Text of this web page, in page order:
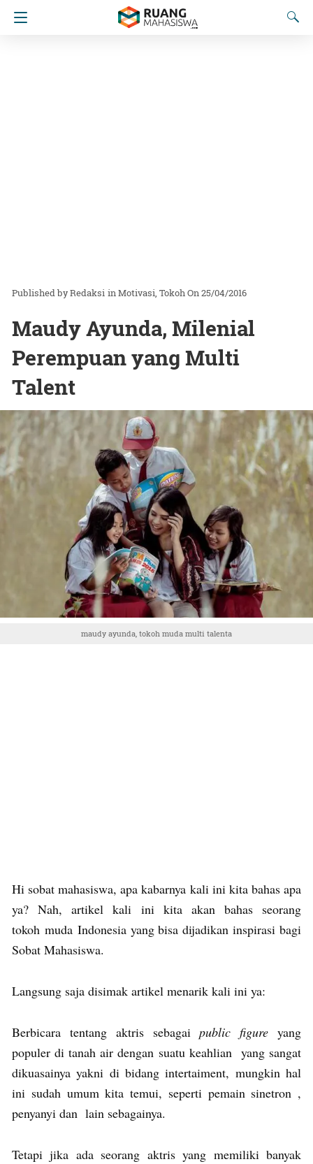
Redaksi inMotivasi TokohOn 25/04/2016
Maudy Ayunda, Milenial
Perempuan yang Multi
Talent
maudy ayunda, tokoh muda multi talenta
Hi sobat mahasiswa, apa kabarnya kali ini kita bahas apa
ya? Nah, artikel kali ini kita akan bahas seorang
tokoh muda Indonesia yang bisa dijadikan inspirasi bagi
Sobat Mahasiswa.
Langsung saja disimak artikel menarik kali ini ya:
Berbicara tentang aktris sebagaipublic figure yang
populer di tanah air dengan suatu keahlian yang sangat
dikuasainya yakni di bidang intertaiment, mungkin hal
ini sudah umum kita temui, seperti pemain sinetron ,
penyanyi dan lain sebagainya.
Tetapi jika ada seorang aktris yang memiliki banyak